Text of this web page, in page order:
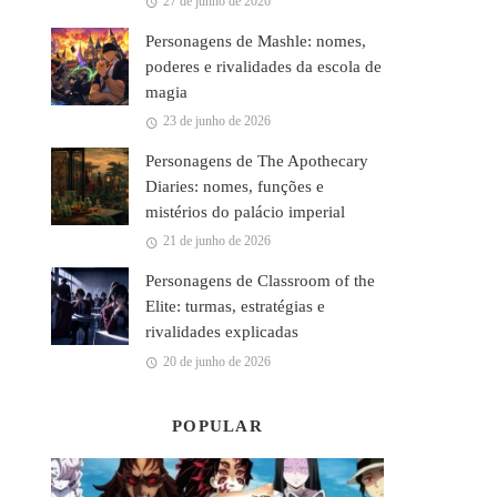
Personagens de Mashle: nomes,
poderes e rivalidades da escola de
magia
23 de junho de 2026
Personagens de The Apothecary
Diaries: nomes, funções e
mistérios do palácio imperial
21 de junho de 2026
Personagens de Classroom of the
Elite: turmas, estratégias e
rivalidades explicadas
20 de junho de 2026
POPULAR